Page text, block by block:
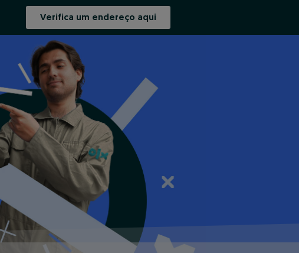
Verifica um endereço aqui